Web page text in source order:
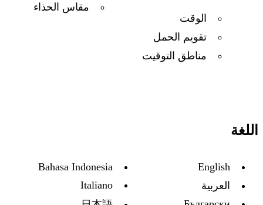
الوقت
تقويم الحمل
مناطق التوقيت
مقاس الحذاء
اللغة
English
العربية
Bahasa Indonesia
Italiano